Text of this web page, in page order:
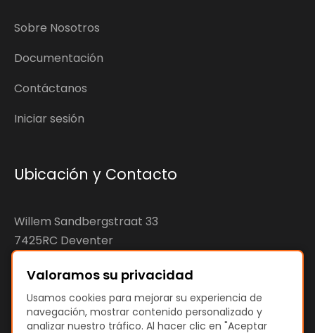
Sobre Nosotros
Documentación
Contáctanos
Iniciar sesión
Ubicación y Contacto
Willem Sandbergstraat 33
7425RC Deventer
KvK: 92890598
VAT: NL866207144B01
Valoramos su privacidad
Usamos cookies para mejorar su experiencia de
navegación, mostrar contenido personalizado y
analizar nuestro tráfico. Al hacer clic en "Aceptar